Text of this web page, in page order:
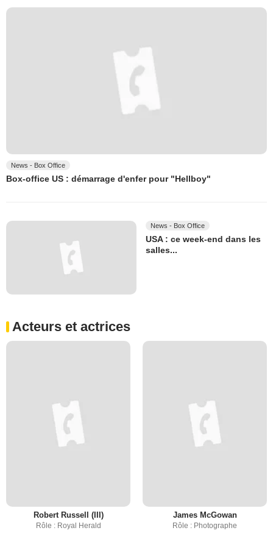
News - Box Office
Box-office US : démarrage d'enfer pour "Hellboy"
News - Box Office
USA : ce week-end dans les
salles...
Acteurs et actrices
Robert Russell (III)
Rôle : Royal Herald
James McGowan
Rôle : Photographe